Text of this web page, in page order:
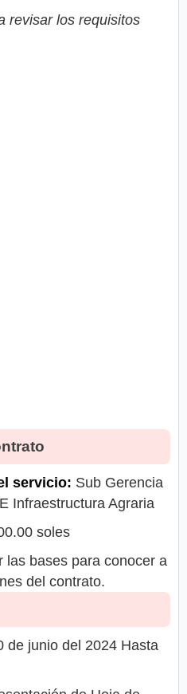
revisar los requisitos
servicio: Sub Gerencia
Infraestructura Agraria
soles
las bases para conocer a
del contrato.
de junio del 2024 Hasta